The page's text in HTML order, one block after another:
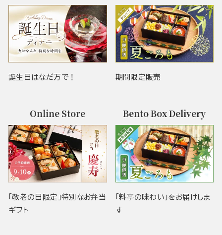
誕生日はなだ万で！ 期間限定販売
Online Store
「敬老の日限定」特別なお弁当
ギフト
Bento Box Delivery
「料亭の味わい」をお届けしま
す